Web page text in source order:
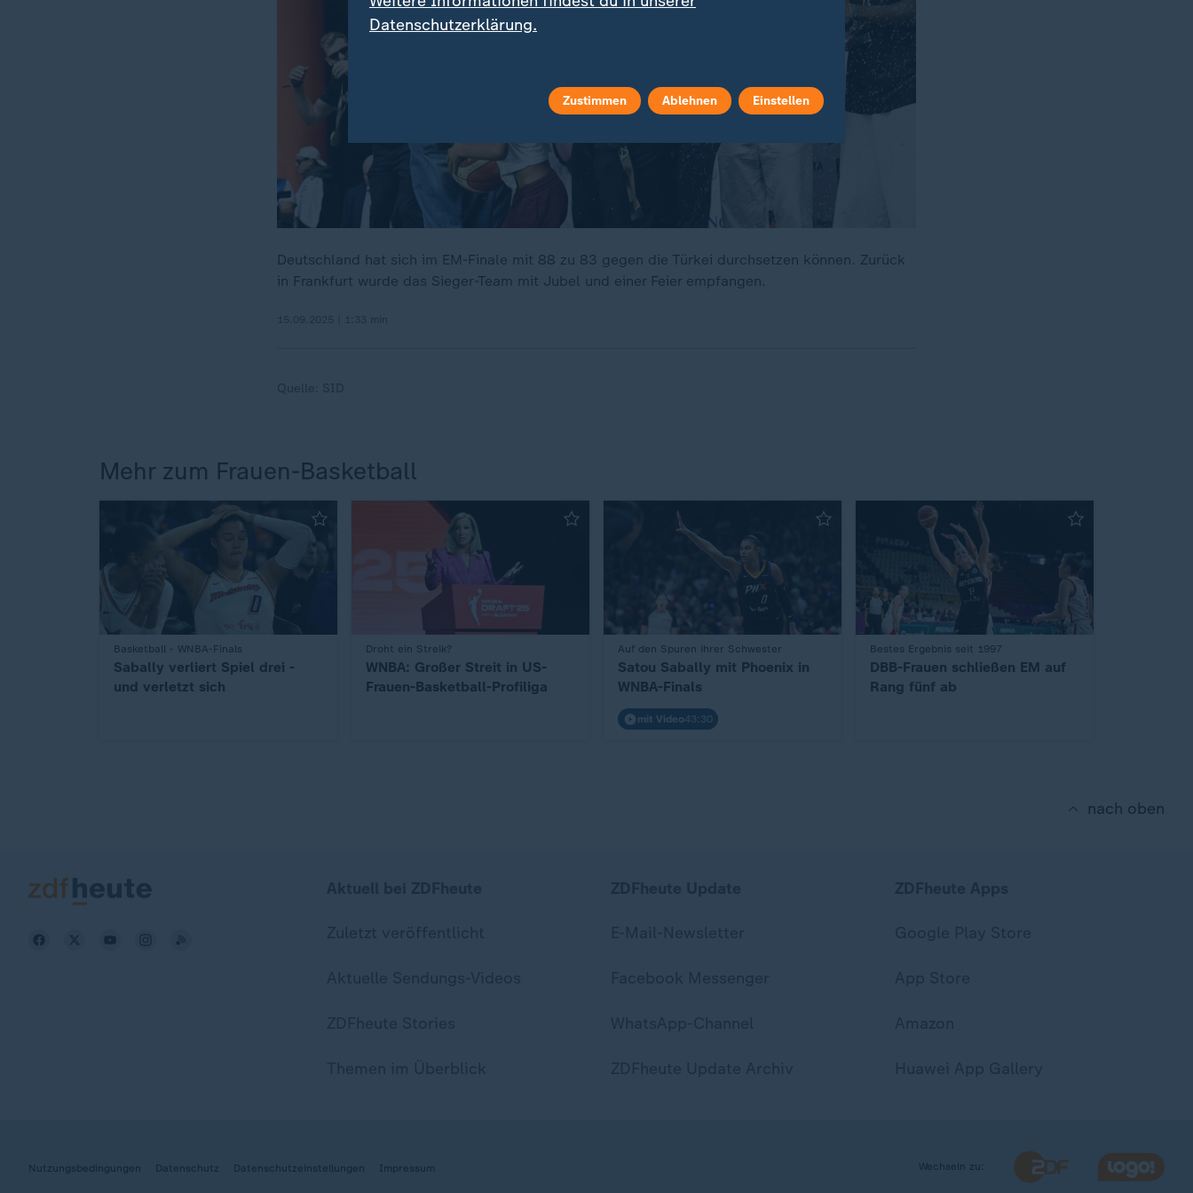
Deutschland hat sich im EM-Finale mit 88 zu 83 gegen die Türkei durchsetzen können. Zurück
in Frankfurt wurde das Sieger-Team mit Jubel und einer Feier empfangen.
Mehr zum Frauen-Basketball
Basketball - WNBA-Finals
:
Sabally verliert Spiel drei -
und verletzt sich
Droht ein Streik?
:
WNBA: Großer Streit in US-
Frauen-Basketball-Profiliga
Auf den Spuren ihrer Schwester
:
Satou Sabally mit Phoenix in
WNBA-Finals
mit Video43:30
Bestes Ergebnis seit 1997
:
DBB-Frauen schließen EM auf
Rang fünf ab
nach oben
Nutzungsbedingungen Datenschutz Datenschutzeinstellungen Impressum Wechseln zu:
Datenschutzerklärung.
Zustimmen Ablehnen Einstellen